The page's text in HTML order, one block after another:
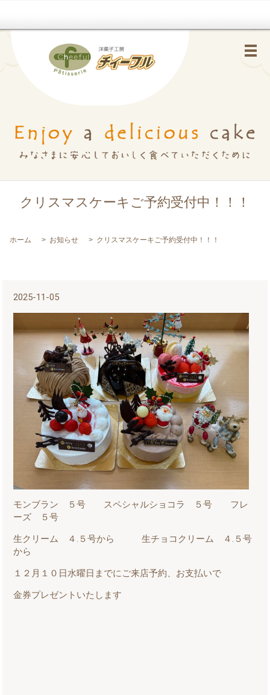
メ
クリスマスケーキご予約受付中！！！
ホーム お知らせ クリスマスケーキご予約受付中！！！
2025-11-05
モンブラン ５号 スペシャルショコラ ５号 フレ
ーズ ５号
生クリーム ４.５号から 生チョコクリーム ４.５号
から
１２月１０日水曜日までにご来店予約、お支払いで
金券プレゼントいたします